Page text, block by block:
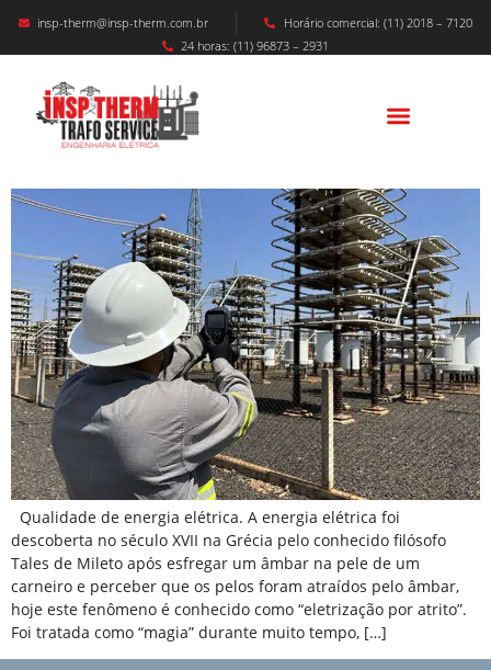
insp-therm@insp-therm.com.br
Horário comercial: (11) 2018 – 7120
24 horas: (11) 96873 – 2931
Qualidade De Energia Elétrica, Tudo O Que
Você Precisa Saber.
Qualidade de energia elétrica. A energia elétrica foi
descoberta no século XVII na Grécia pelo conhecido filósofo
Tales de Mileto após esfregar um âmbar na pele de um
carneiro e perceber que os pelos foram atraídos pelo âmbar,
hoje este fenômeno é conhecido como “eletrização por atrito”.
Foi tratada como “magia” durante muito tempo, […]